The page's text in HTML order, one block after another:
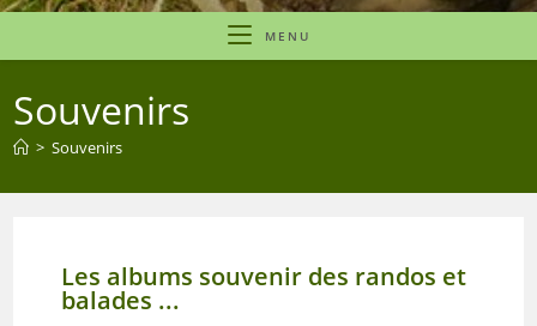
MENU
Souvenirs
> Souvenirs
Les albums souvenir des randos et
balades ...